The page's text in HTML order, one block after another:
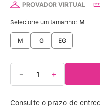
PROVADOR VIRTUAL
Selecione um tamanho: M
M G EG
＋
－
º Multifuncional
Algodão Egípcio